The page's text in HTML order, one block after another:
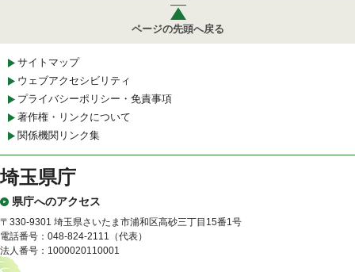
ページの先頭へ戻る
サイトマップ
ウェブアクセシビリティ
プライバシーポリシー・免責事項
著作権・リンクについて
関係機関リンク集
埼玉県庁
県庁へのアクセス
〒330-9301 埼玉県さいたま市浦和区高砂三丁目15番1号
電話番号：048-824-2111（代表）
法人番号：1000020110001